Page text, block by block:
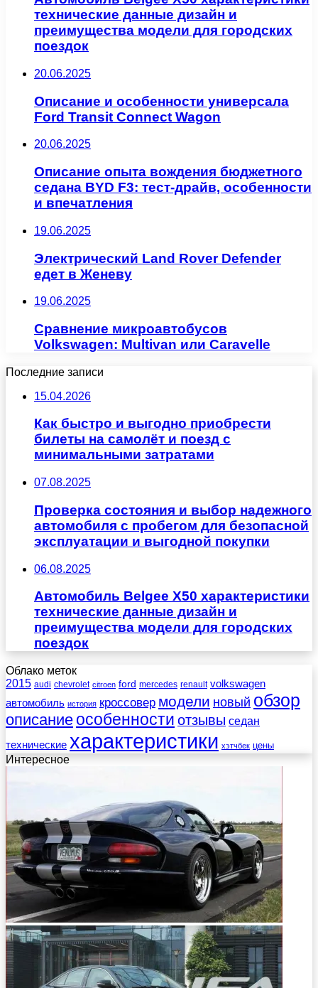
технические данные дизайн и
преимущества модели для городских
поездок
20.06.2025
Описание и особенности универсала
Ford Transit Connect Wagon
20.06.2025
Описание опыта вождения бюджетного
седана BYD F3: тест-драйв, особенности
и впечатления
19.06.2025
Электрический Land Rover Defender
едет в Женеву
19.06.2025
Сравнение микроавтобусов
Volkswagen: Multivan или Caravelle
Последние записи
15.04.2026
Как быстро и выгодно приобрести
билеты на самолёт и поезд с
минимальными затратами
07.08.2025
Проверка состояния и выбор надежного
автомобиля с пробегом для безопасной
эксплуатации и выгодной покупки
06.08.2025
Автомобиль Belgee X50 характеристики
технические данные дизайн и
преимущества модели для городских
поездок
Облако меток
2015 audi chevrolet citroen ford mercedes renault volkswagen
автомобиль история кроссовер модели новый обзор
описание особенности отзывы седан
технические характеристики хэтчбек цены
Интересное